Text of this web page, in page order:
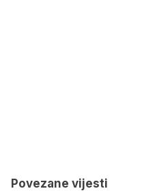
Povezane vijesti